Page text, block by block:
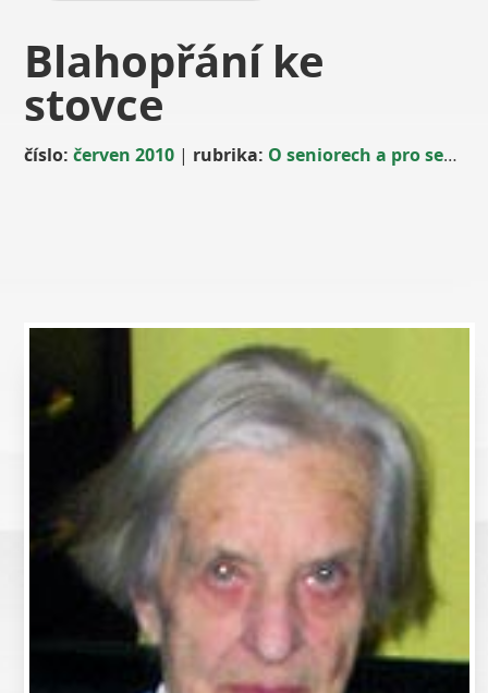
Blahopřání ke
stovce
číslo: červen 2010 | rubrika: O seniorech a pro seniory